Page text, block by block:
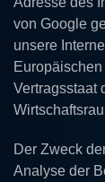
von Google
unsere
Vertragsstaat
Der Zweck
Analyse der